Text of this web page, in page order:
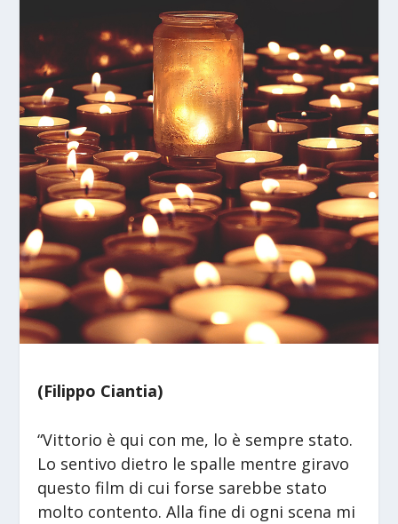
(Filippo Ciantia)
“Vittorio è qui con me, lo è sempre stato.
Lo sentivo dietro le spalle mentre giravo
questo film di cui forse sarebbe stato
molto contento. Alla fine di ogni scena mi